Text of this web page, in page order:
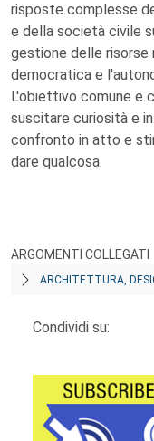
risposte complesse
e della società civile
gestione delle risorse
democratica e
L'obiettivo comune e
suscitare curiosità e
confronto in atto e
dare qualcosa.
ARGOMENTI COLLEGATI
ARCHITETTURA,
Condividi su: